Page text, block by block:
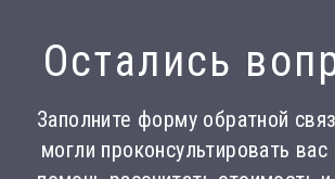
Остались
Заполните форму обратной
могли проконсультировать